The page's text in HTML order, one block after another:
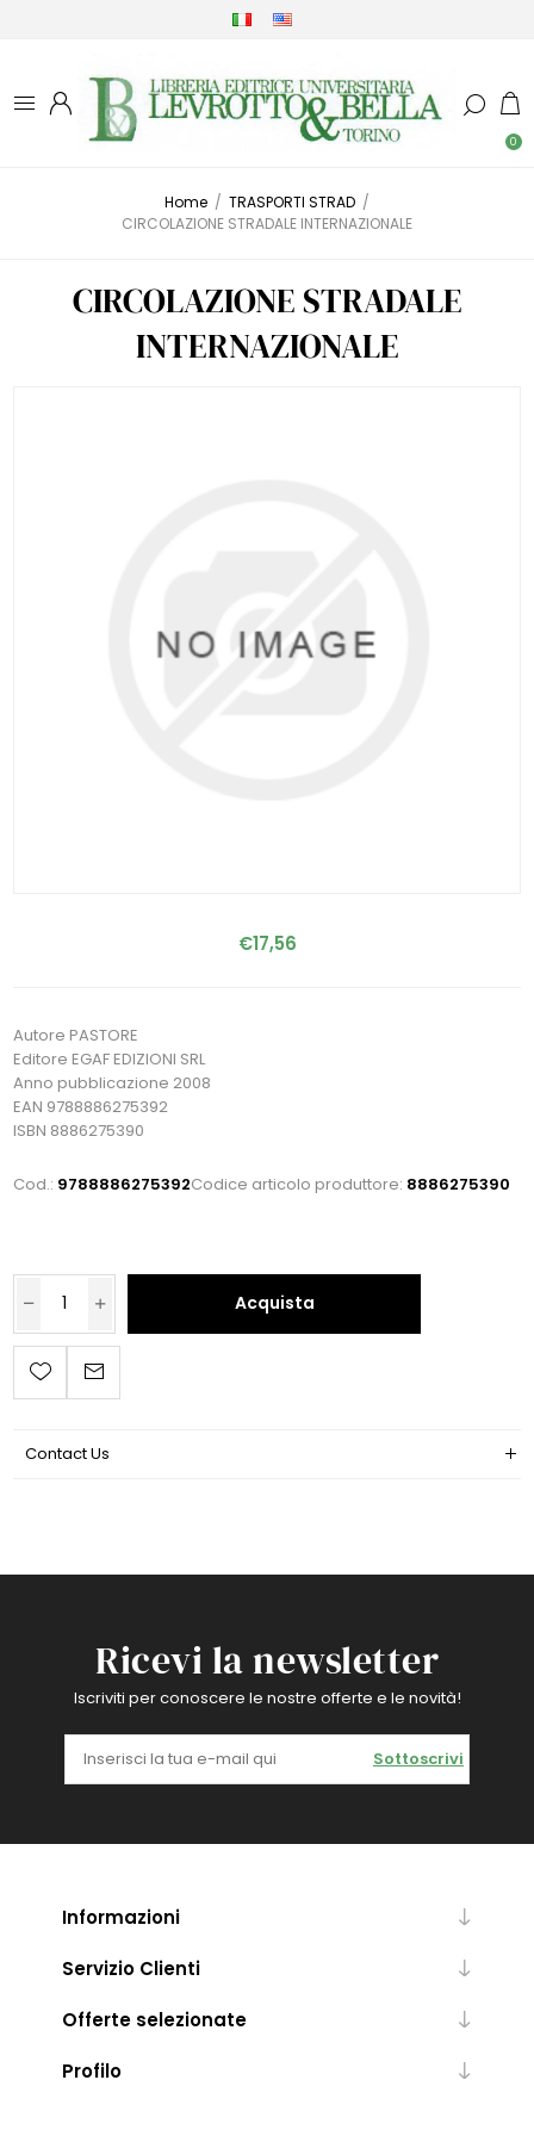
0
Home / TRASPORTI STRAD /
CIRCOLAZIONE STRADALE INTERNAZIONALE
CIRCOLAZIONE STRADALE
INTERNAZIONALE
€17,56
Autore PASTORE
Editore EGAF EDIZIONI SRL
Anno pubblicazione 2008
EAN 9788886275392
ISBN 8886275390
Cod.: 9788886275392Codice articolo produttore: 8886275390
Acquista
Contact Us
Ricevi la newsletter
Iscriviti per conoscere le nostre offerte e le novità!
Sottoscrivi
Informazioni
Servizio Clienti
Offerte selezionate
Profilo